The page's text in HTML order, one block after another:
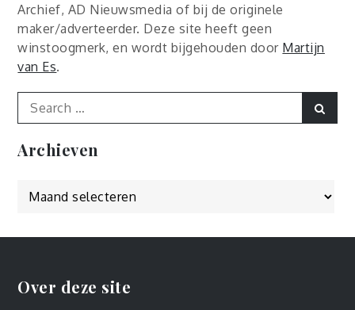
Archief, AD Nieuwsmedia of bij de originele
maker/adverteerder. Deze site heeft geen
winstoogmerk, en wordt bijgehouden door Martijn
van Es.
Search
for:
Archieven
Over deze site